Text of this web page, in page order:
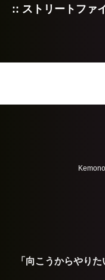
:: ストリートファ
「向こうからやり